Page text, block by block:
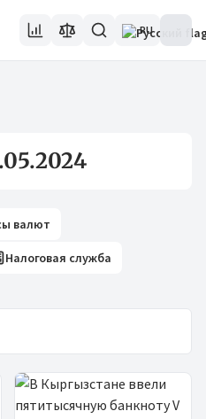
RU
валют
Налоговая служба